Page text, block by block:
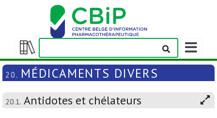
Afficher/masquer
la
table
matières
Afficher/
la
barre
navigation
20. MÉDICAMENTS DIVERS
20.1. Antidotes et chélateurs